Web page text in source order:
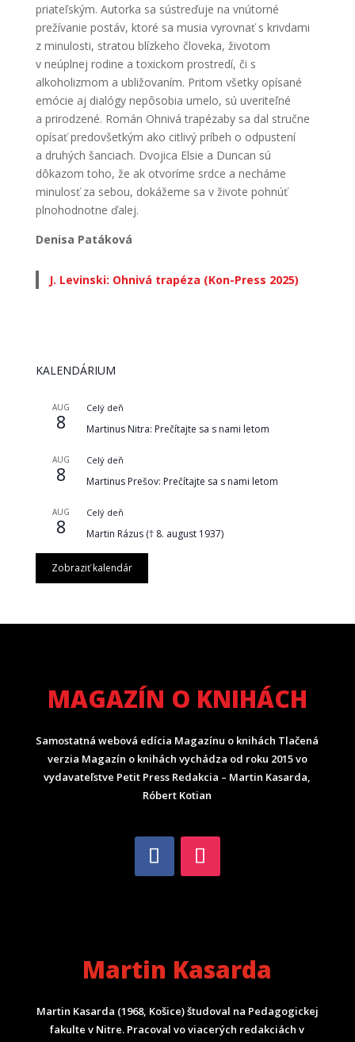
priateľským. Autorka sa sústreďuje na vnútorné
prežívanie postáv, ktoré sa musia vyrovnať s krivdami
z minulosti, stratou blízkeho človeka, životom
v neúplnej rodine a toxickom prostredí, či s
alkoholizmom a ubližovaním. Pritom všetky opísané
emócie aj dialógy nepôsobia umelo, sú uveriteľné
a prirodzené. Román Ohnivá trapézaby sa dal stručne
opísať predovšetkým ako citlivý príbeh o odpustení
a druhých šanciach. Dvojica Elsie a Duncan sú
dôkazom toho, že ak otvoríme srdce a necháme
minulosť za sebou, dokážeme sa v živote pohnúť
plnohodnotne ďalej.
Denisa Patáková
J. Levinski: Ohnivá trapéza (Kon-Press 2025)
KALENDÁRIUM
AUG
8
Celý deň
Martinus Nitra: Prečítajte sa s nami letom
AUG
8
Celý deň
Martinus Prešov: Prečítajte sa s nami letom
AUG
8
Celý deň
Martin Rázus († 8. august 1937)
Zobraziť kalendár
MAGAZÍN O KNIHÁCH
Samostatná webová edícia Magazínu o knihách Tlačená
verzia Magazín o knihách vychádza od roku 2015 vo
vydavateľstve Petit Press Redakcia – Martin Kasarda,
Róbert Kotian
Martin Kasarda
Martin Kasarda (1968, Košice) študoval na Pedagogickej
fakulte v Nitre. Pracoval vo viacerých redakciách v